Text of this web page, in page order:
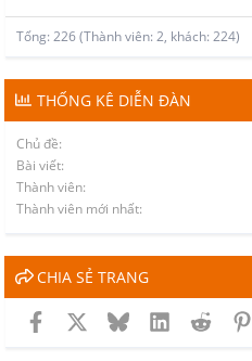
Tổng: 226 (Thành viên: 2, khách: 224)
THỐNG KÊ DIỄN ĐÀN
Chủ đề
Bài viết
Thành viên
Thành viên mới nhất
CHIA SẺ TRANG
Facebook BlueskyLinkedInReddit